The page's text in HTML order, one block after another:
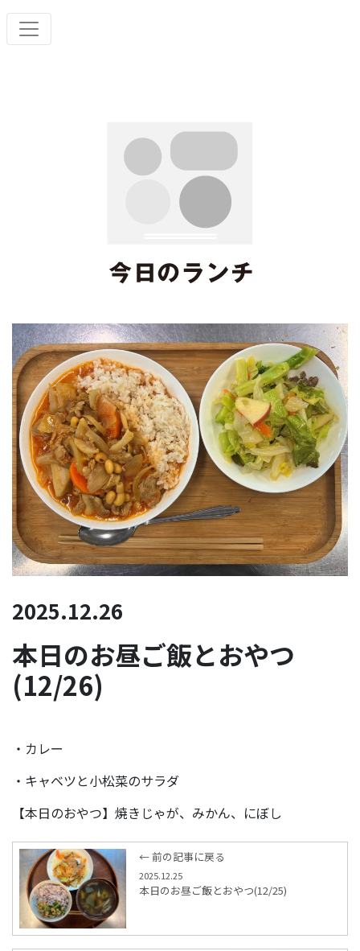
2025.12.26
本日のお昼ご飯とおやつ
(12/26)
・カレー
・キャベツと小松菜のサラダ
【本日のおやつ】焼きじゃが、みかん、にぼし
← 前の記事に戻る
2025.12.25
本日のお昼ご飯とおやつ(12/25)